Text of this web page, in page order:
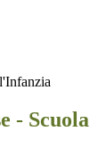
- Scuola